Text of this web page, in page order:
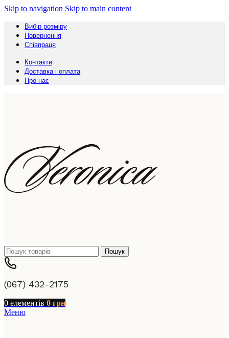
Skip to navigation Skip to main content
Вибір розміру
Повернення
Співпраця
Контакти
Доставка і оплата
Про нас
Пошук
(067) 432-2175
0 елементів 0 грн
Меню